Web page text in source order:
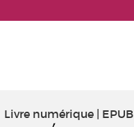
Livre numérique | EPUB